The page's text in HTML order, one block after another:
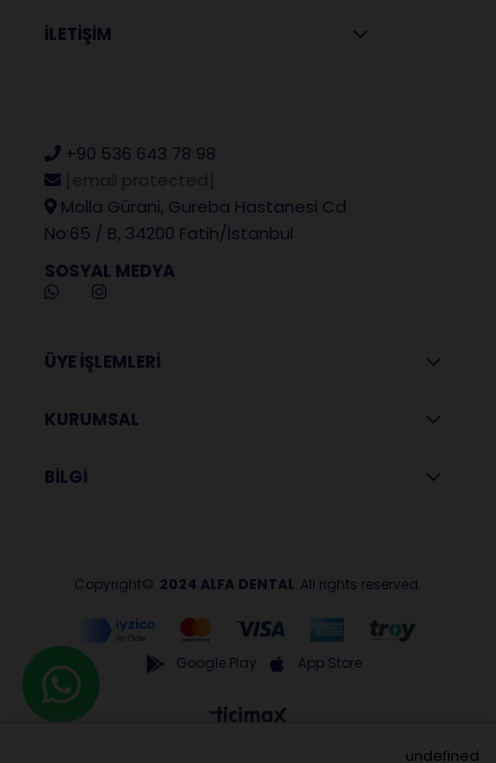
İLETİŞİM
+90 536 643 78 98
Molla Gürani, Gureba Hastanesi Cd
No:65 / B, 34200 Fatih/İstanbul
SOSYAL MEDYA
ÜYE İŞLEMLERİ
KURUMSAL
BİLGİ
Copyright© 2024 ALFA DENTAL All rights reserved.
Google Play App Store
undefined